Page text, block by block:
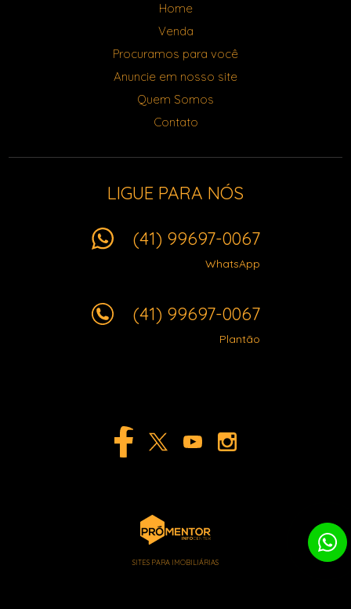
Home
Venda
Procuramos para você
Anuncie em nosso site
Quem Somos
Contato
LIGUE PARA NÓS
(41) 99697-0067
WhatsApp
(41) 99697-0067
Plantão
SITES PARA IMOBILIÁRIAS